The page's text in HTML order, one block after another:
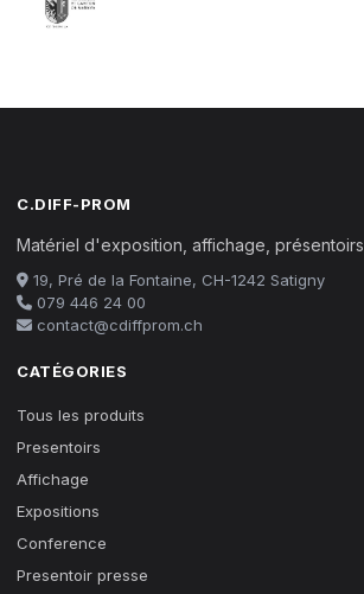
C.DIFF-PROM
Matériel d'exposition, affichage, présentoirs
19, Pré de la Fontaine, CH-1242 Satigny
079 446 24 00
contact@cdiffprom.ch
CATÉGORIES
Tous les produits
Presentoirs
Affichage
Expositions
Conference
Presentoir presse